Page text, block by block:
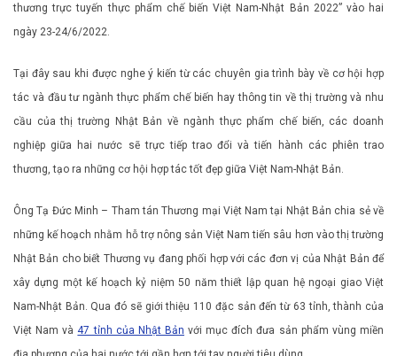
thương trực tuyến thực phẩm chế biến Việt Nam-Nhật Bản 2022” vào hai
ngày 23-24/6/2022.
Tại đây sau khi được nghe ý kiến từ các chuyên gia trình bày về cơ hội hợp
tác và đầu tư ngành thực phẩm chế biến hay thông tin về thị trường và nhu
cầu của thị trường Nhật Bản về ngành thực phẩm chế biến, các doanh
nghiệp giữa hai nước sẽ trực tiếp trao đổi và tiến hành các phiên trao
thương, tạo ra những cơ hội hợp tác tốt đẹp giữa Việt Nam-Nhật Bản.
Ông Tạ Đức Minh – Tham tán Thương mại Việt Nam tại Nhật Bản chia sẻ về
những kế hoạch nhằm hỗ trợ nông sản Việt Nam tiến sâu hơn vào thị trường
Nhật Bản cho biết Thương vụ đang phối hợp với các đơn vị của Nhật Bản để
xây dựng một kế hoạch kỷ niệm 50 năm thiết lập quan hệ ngoại giao Việt
Nam-Nhật Bản. Qua đó sẽ giới thiệu 110 đặc sản đến từ 63 tỉnh, thành của
Việt Nam và 47 tỉnh của Nhật Bản với mục đích đưa sản phẩm vùng miền